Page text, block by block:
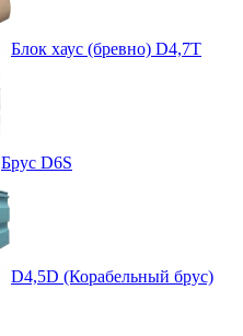
Блок хаус (бревно) D4,7T
Брус D6S
D4,5D (Корабельный брус)